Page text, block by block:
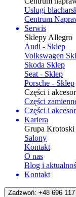
Usługi
Centrum
Serwis
Sklepy Allegro
Audi - Sklep
Volkswagen
Skoda Sklep
Seat - Sklep
Porsche - Sklep
Części i
Części
Części i
Kariera
Grupa Krotoski
Salony
Kontakt
O nas
Blog i
Kontakt
Zadzwoń: +48 696